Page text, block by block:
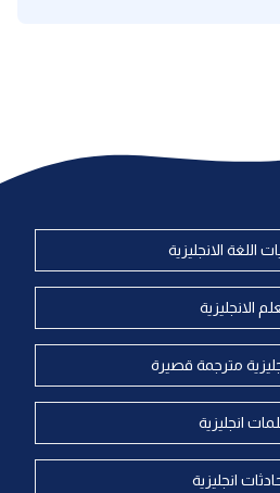
اللغة الانجليزية
الانجليزية
مترجمة قصيرة
انجليزية
انجليزية